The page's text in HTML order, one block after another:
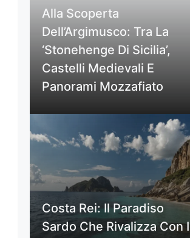
Alla Scoperta
Dell’Argimusco: Tra La
‘Stonehenge Di Sicilia’,
Castelli Medievali E
Panorami Mozzafiato
Costa Rei: Il Paradiso
Sardo Che Rivalizza Con I